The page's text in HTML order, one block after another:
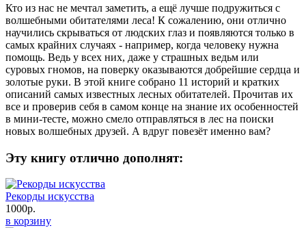
Кто из нас не мечтал заметить, а ещё лучше подружиться с
волшебными обитателями леса! К сожалению, они отлично
научились скрываться от людских глаз и появляются только в
самых крайних случаях - например, когда человеку нужна
помощь. Ведь у всех них, даже у страшных ведьм или
суровых гномов, на поверку оказываются добрейшие сердца и
золотые руки. В этой книге собрано 11 историй и кратких
описаний самых известных лесных обитателей. Прочитав их
все и проверив себя в самом конце на знание их особенностей
в мини-тесте, можно смело отправляться в лес на поиски
новых волшебных друзей. А вдруг повезёт именно вам?
Эту книгу отлично дополнят:
Рекорды искусства
1000р.
в корзину